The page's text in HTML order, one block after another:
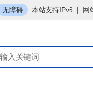
无障碍 本站支持IPv6 | 网